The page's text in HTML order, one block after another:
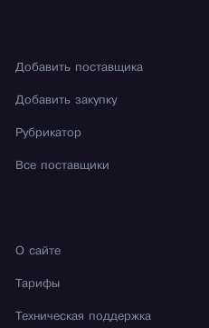
Добавить поставщика
Добавить закупку
Рубрикатор
Все поставщики
О сайте
Тарифы
Техническая поддержка